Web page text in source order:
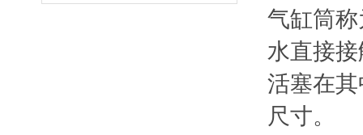
气缸筒
水直接
活塞在
尺寸。